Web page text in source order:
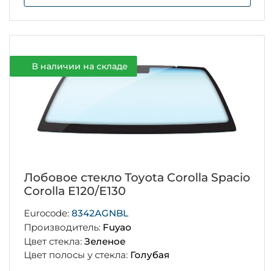
В наличии на складе
Лобовое стекло Toyota Corolla Spacio
Corolla E120/E130
Eurocode: 8342AGNBL
Производитель: Fuyao
Цвет стекла: Зеленое
Цвет полосы у стекла: Голубая